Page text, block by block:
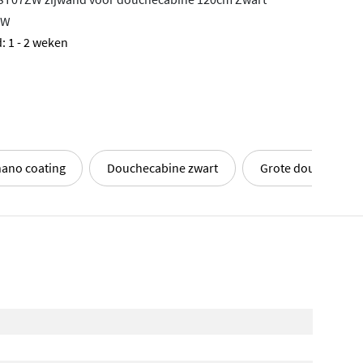
1 - 2 weken
coating Douchecabine zwart Grote